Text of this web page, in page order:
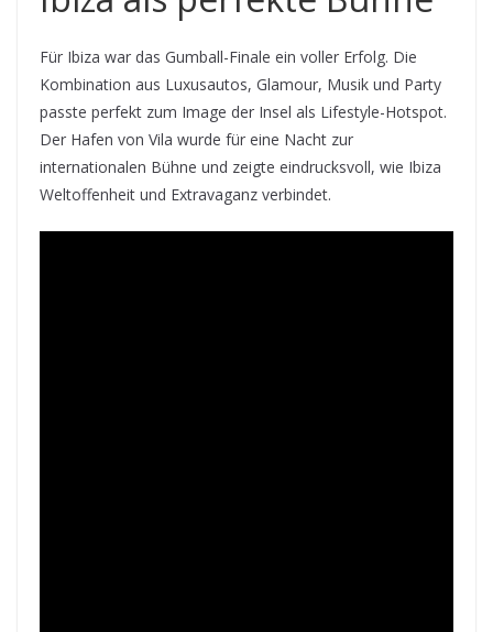
Für Ibiza war das Gumball-Finale ein voller Erfolg. Die
Kombination aus Luxusautos, Glamour, Musik und Party
passte perfekt zum Image der Insel als Lifestyle-Hotspot.
Der Hafen von Vila wurde für eine Nacht zur
internationalen Bühne und zeigte eindrucksvoll, wie Ibiza
Weltoffenheit und Extravaganz verbindet.